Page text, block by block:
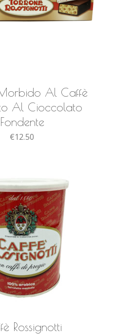
Al Caffè
Al Cioccolato
Fondente
€12.50
AL CARRELLO
Rossignotti